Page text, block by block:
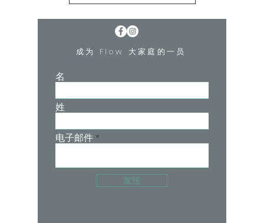
成为 Flow 大家庭的一员
名
姓
电子邮件
发送